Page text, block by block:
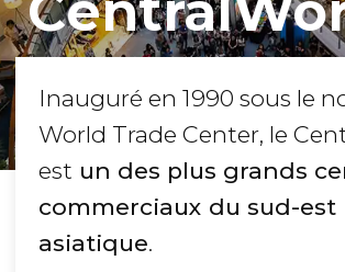
Inauguré en 1990 sous le
World Trade Center, le
est un des plus grands
commerciaux du sud-est
asiatique.